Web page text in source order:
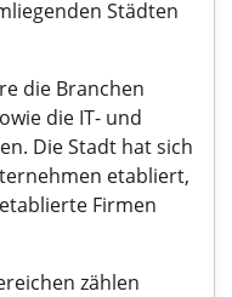
Städten
die Branchen
die IT- und
Die Stadt hat sich
etabliert,
Firmen
zählen